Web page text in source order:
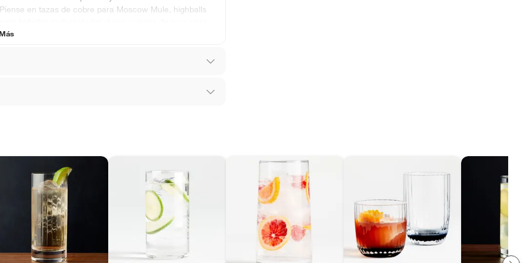
Piense en tazas de cobre para Moscow Mule, highballs
mezclas a base de whisky.
diferentes, otras con restricciones y algunas
tienen:
productos para asfalto, hormigón, albañilería.
productos para asfalto.
tecnología, línea blanca, colchones, muebles,